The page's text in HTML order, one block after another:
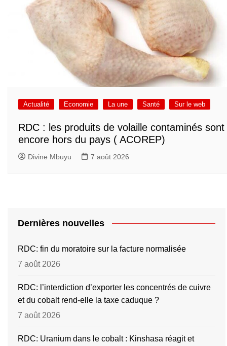
Actualité Economie La une Santé Sur le web
RDC : les produits de volaille contaminés sont
encore hors du pays ( ACOREP)
Divine Mbuyu 7 août 2026
Dernières nouvelles
RDC: fin du moratoire sur la facture normalisée
7 août 2026
RDC: l’interdiction d’exporter les concentrés de cuivre
et du cobalt rend-elle la taxe caduque ?
7 août 2026
RDC: Uranium dans le cobalt : Kinshasa réagit et